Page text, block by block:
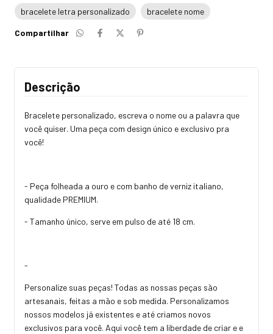
bracelete letra personalizado bracelete nome
Compartilhar
Descrição
Bracelete personalizado, escreva o nome ou a palavra que
você quiser. Uma peça com design único e exclusivo pra
você!
- Peça folheada a ouro e com banho de verniz italiano,
qualidade PREMIUM.
- Tamanho único, serve em pulso de até 18 cm.
-
Personalize suas peças! Todas as nossas peças são
artesanais, feitas a mão e sob medida. Personalizamos
nossos modelos já existentes e até criamos novos
exclusivos para você. Aqui você tem a liberdade de criar e e